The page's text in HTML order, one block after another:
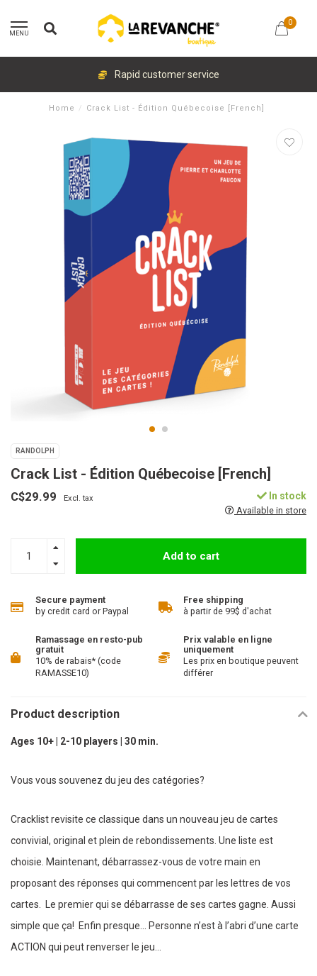
MENU
0
Rapid customer service
Home / Crack List - Édition Québecoise [French]
RANDOLPH
Crack List - Édition Québecoise [French]
C$29.99 Excl. tax In stock
Available in store
Add to cart
Secure payment
by credit card or Paypal
Free shipping
à partir de 99$ d'achat
Ramassage en resto-pub
gratuit
10% de rabais* (code
RAMASSE10)
Prix valable en ligne
uniquement
Les prix en boutique peuvent
différer
Product description
Ages 10+ | 2-10 players | 30 min.
Vous vous souvenez du jeu des catégories?
Cracklist revisite ce classique dans un nouveau jeu de cartes
convivial, original et plein de rebondissements. Une liste est
choisie. Maintenant, débarrassez-vous de votre main en
proposant des réponses qui commencent par les lettres de vos
cartes. Le premier qui se débarrasse de ses cartes gagne. Aussi
simple que ça! Enfin presque... Personne n’est à l’abri d’une carte
ACTION qui peut renverser le jeu…